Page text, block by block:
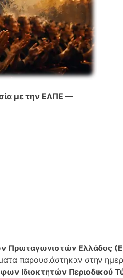
με την ΕΛΠΕ —
Πρωταγωνιστών Ελλάδος
παρουσιάστηκαν στην
Ιδιοκτητών Περιοδικού